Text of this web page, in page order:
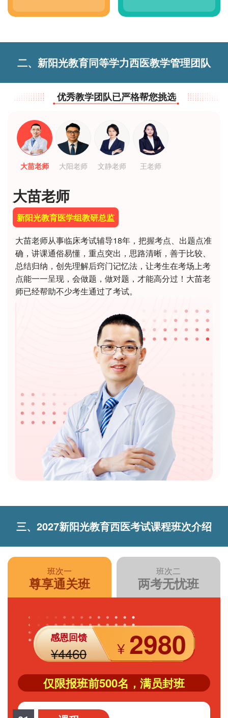
二、新阳光教育同等学力西医教学管理团队
优秀教学团队已严格帮您挑选
大苗老师 大阳老师 文静老师 王老师
大苗老师
新阳光教育医学组教研总监
大苗老师从事临床考试辅导18年，把握考点、出题点准
确，讲课通俗易懂，重点突出，思路清晰，善于比较、
总结归纳，创先理解后窍门记忆法，让考生在考场上考
点能一一呈现，会做题，做对题，才能高分过！大苗老
师已经帮助不少考生通过了考试。
三、2027新阳光教育西医考试课程班次介绍
班次一
尊享通关班
班次二
两考无忧班
感恩回馈
¥4460 ¥ 2980
仅限报班前500名，满员封班